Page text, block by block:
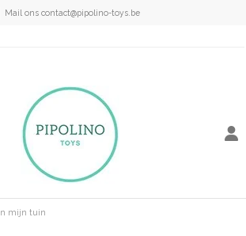
Mail ons contact@pipolino-toys.be
In mijn tuin